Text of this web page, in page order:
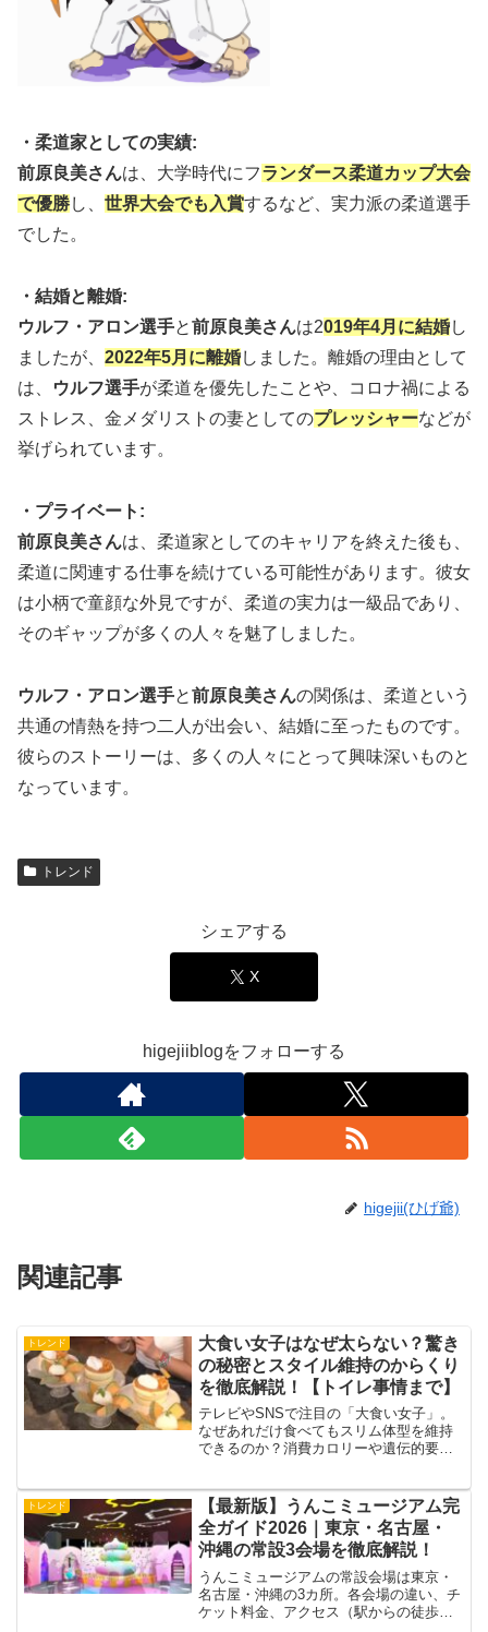
・柔道家としての実績:
前原良美さんは、大学時代にフランダース柔道カップ大会
で優勝し、 世界大会でも入賞するなど、実力派の柔道選手
でした。
・結婚と離婚:
ウルフ・アロン選手と前原良美さんは2019年4月に結婚し
ましたが、 2022年5月に離婚しました。離婚の理由として
は、
ウルフ選手が柔道を優先したことや、コロナ禍による
ストレス、金メダリストの妻としてのプレッシャーなどが
挙げられています。
・プライベート:
前原良美さんは、柔道家としてのキャリアを終えた後も、
柔道に関連する仕事を続けている可能性があります。彼女
は小柄で童顔な外見ですが、柔道の実力は一級品であり、
そのギャップが多くの人々を魅了しました。
ウルフ・アロン選手と前原良美さんの関係は、柔道という
共通の情熱を持つ二人が出会い、結婚に至ったものです。
彼らのストーリーは、多くの人々にとって興味深いものと
なっています。
トレンド
シェアする
X
higejiiblogをフォローする
higejii(ひげ爺)
関連記事
トレンド
大食い女子はなぜ太らない？驚き
の秘密とスタイル維持のからくり
を徹底解説！【トイレ事情まで】
テレビやSNSで注目の「大食い女子」。
なぜあれだけ食べてもスリム体型を維持
できるのか？消費カロリーや遺伝的要
トレンド
【最新版】うんこミュージアム完
全ガイド2026｜東京・名古屋・
沖縄の常設3会場を徹底解説！
うんこミュージアムの常設会場は東京・
名古屋・沖縄の3カ所。各会場の違い、チ
ケット料金、アクセス（駅からの徒歩時